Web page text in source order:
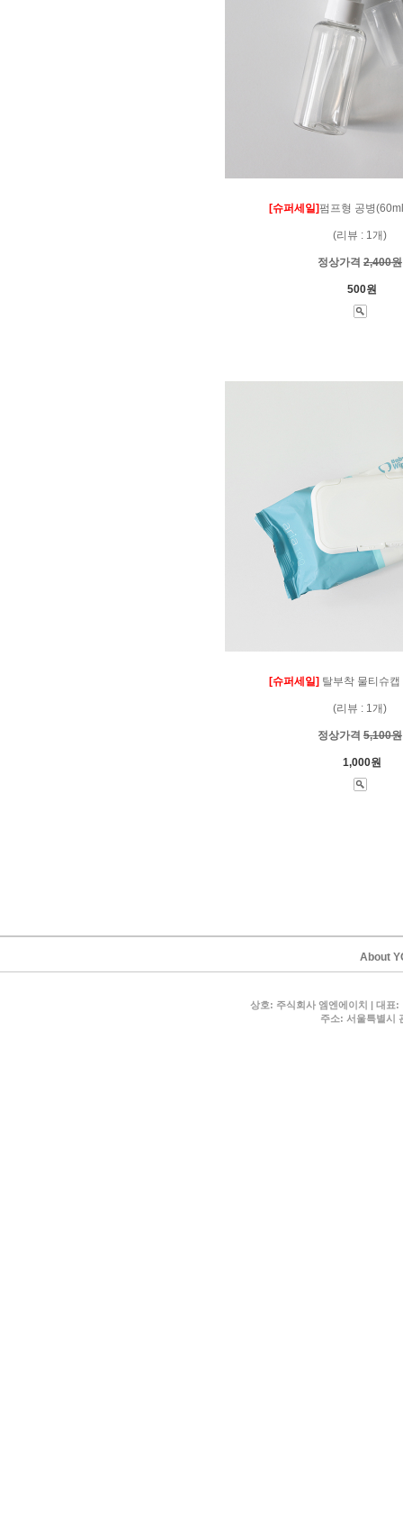
[슈퍼세일]펌프형 공병
(리뷰 : 1개)
정상가격 2,400원
500원
[슈퍼세일] 탈부착 물티슈
(리뷰 : 1개)
정상가격 5,100원
1,000원
About
상호: 주식회사 엠엔에이치 | 대표
주소: 서울특별시